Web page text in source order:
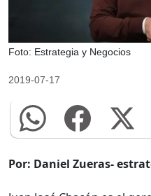
Foto: Estrategia y Negocios
2019-07-17
Por: Daniel Zueras-